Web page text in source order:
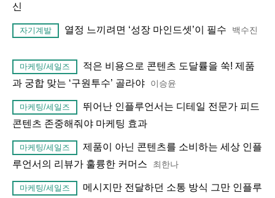
신
자기계발 열정 느끼려면 ‘성장 마인드셋’이 필수 백수진
마케팅/세일즈
적은 비용으로 콘텐츠 도달률을 쑥! 제품
과 궁합 맞는 ‘구원투수’ 골라야
이승윤
마케팅/세일즈
뛰어난 인플루언서는 디테일 전문가 피드
콘텐츠 존중해줘야 마케팅 효과
마케팅/세일즈
제품이 아닌 콘텐츠를 소비하는 세상 인플
루언서의 리뷰가 훌륭한 커머스
최한나
마케팅/세일즈
메시지만 전달하던 소통 방식 그만 인플루